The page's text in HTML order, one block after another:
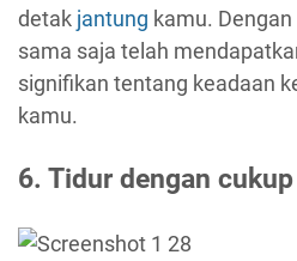
detak jantung kamu.
sama saja telah
signifikan tentang keadaan
kamu.
6. Tidur dengan cukup